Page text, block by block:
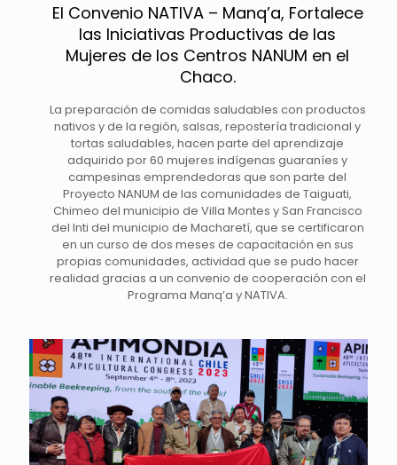
El Convenio NATIVA – Manq’a, Fortalece
las Iniciativas Productivas de las
Mujeres de los Centros NANUM en el
Chaco.
La preparación de comidas saludables con productos
nativos y de la región, salsas, repostería tradicional y
tortas saludables, hacen parte del aprendizaje
adquirido por 60 mujeres indígenas guaraníes y
campesinas emprendedoras que son parte del
Proyecto NANUM de las comunidades de Taiguati,
Chimeo del municipio de Villa Montes y San Francisco
del Inti del municipio de Macharetí, que se certificaron
en un curso de dos meses de capacitación en sus
propias comunidades, actividad que se pudo hacer
realidad gracias a un convenio de cooperación con el
Programa Manq’a y NATIVA.